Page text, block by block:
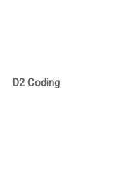
D2 Coding